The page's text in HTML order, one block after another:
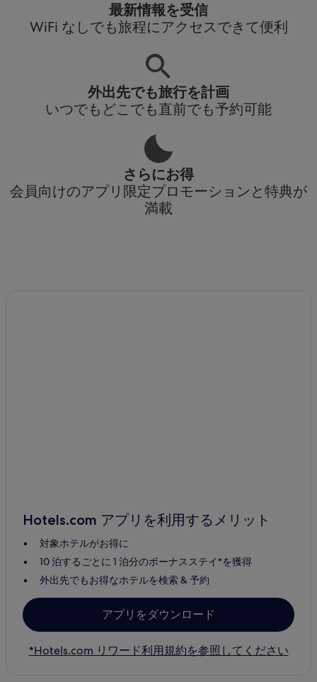
最新情報を受信
WiFi なしでも旅程にアクセスできて便利
外出先でも旅行を計画
いつでもどこでも直前でも予約可能
さらにお得
会員向けのアプリ限定プロモーションと特典が
満載
Hotels.com アプリを利用するメリット
対象ホテルがお得に
10 泊するごとに 1 泊分のボーナスステイ*を獲得
外出先でもお得なホテルを検索 & 予約
アプリをダウンロード
*Hotels.com リワード利用規約を参照してください